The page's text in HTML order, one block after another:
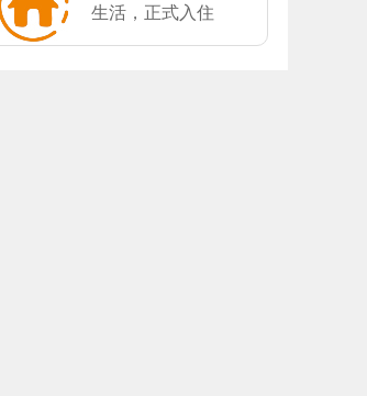
生活，正式入住